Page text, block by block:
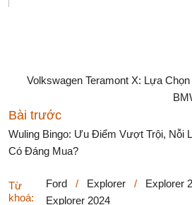
Volkswagen Teramont X: Lựa
Bài trước
Wuling Bingo: Ưu Điểm Vượt Trội, Nỗi
Có Đáng Mua?
Từ
khoá:
Ford / Explorer / Explorer
Explorer 2024